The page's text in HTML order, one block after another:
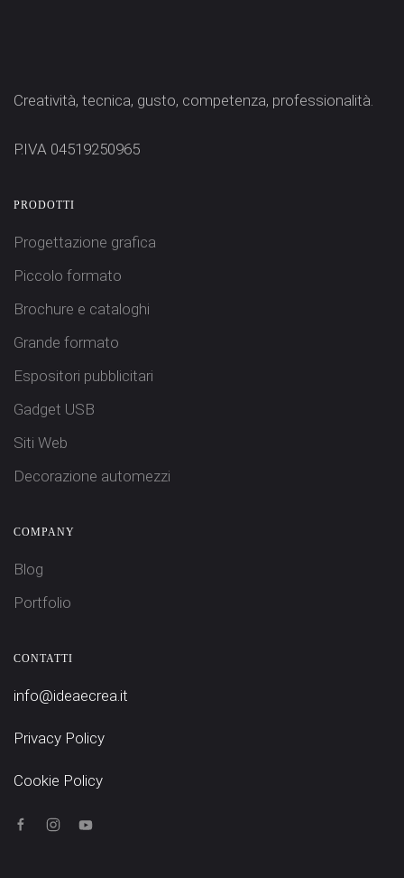
Creatività, tecnica, gusto, competenza, professionalità.
P.IVA 04519250965
PRODOTTI
Progettazione grafica
Piccolo formato
Brochure e cataloghi
Grande formato
Espositori pubblicitari
Gadget USB
Siti Web
Decorazione automezzi
COMPANY
Blog
Portfolio
CONTATTI
info@ideaecrea.it
Privacy Policy
Cookie Policy